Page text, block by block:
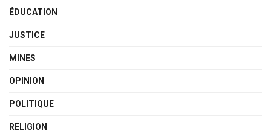
ÉDUCATION
JUSTICE
MINES
OPINION
POLITIQUE
RELIGION